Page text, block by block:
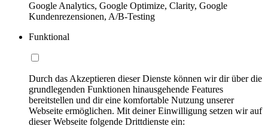
Google Analytics, Google Optimize, Clarity, Google
Kundenrezensionen, A/B-Testing
Funktional
Durch das Akzeptieren dieser Dienste können wir dir über die
grundlegenden Funktionen hinausgehende Features
bereitstellen und dir eine komfortable Nutzung unserer
Webseite ermöglichen. Mit deiner Einwilligung setzen wir auf
dieser Webseite folgende Drittdienste ein: